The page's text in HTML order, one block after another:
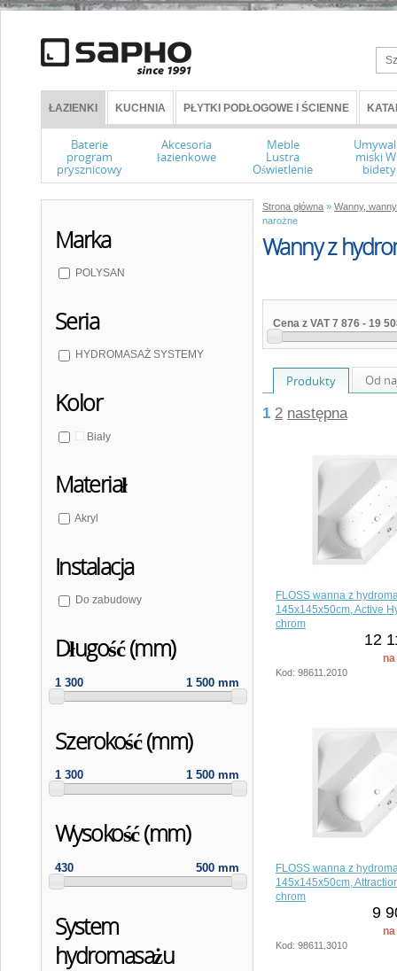
ŁAZIENKI KUCHNIA PŁYTKI PODŁOGOWE I ŚCIENNE
Baterie
program
prysznicowy
Akcesoria
łazienkowe
Meble
Lustra
Oświetlenie
miski
bidety
Strona główna » Wanny,
narożne
Wanny z
Marka
POLYSAN
Seria
HYDROMASAŻ SYSTEMY
Kolor
Biały
Materiał
Akryl
Instalacja
Do zabudowy
Długość (mm)
1 300 1 500 mm
Szerokość (mm)
1 300 1 500 mm
Wysokość (mm)
430 500 mm
System
hydromasażu
Cena z VAT 7 876 - 19
Produkty Od
1 2 następna
FLOSS wanna z
145x145x50cm, Active
chrom
12
Kod: 98611.2010
FLOSS wanna z
145x145x50cm,
chrom
9
Kod: 98611.3010